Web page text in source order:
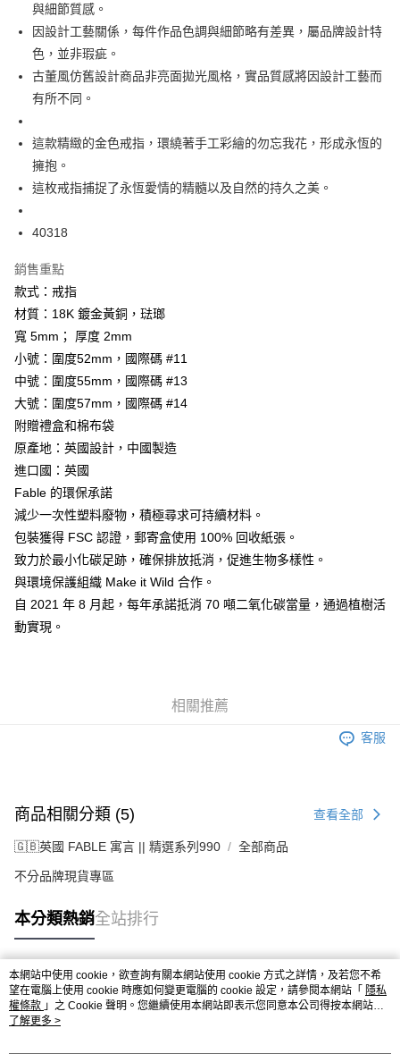
付款後7-11取貨
每筆NT$60
宅配
每筆NT$60，滿NT$1,000(含以上)免運費
與細節質感。
因設計工藝關係，每件作品色調與細節略有差異，屬品牌設計特
色，並非瑕疵。
古董風仿舊設計商品非亮面拋光風格，實品質感將因設計工藝而
有所不同。
這款精緻的金色戒指，環繞著手工彩繪的勿忘我花，形成永恆的
擁抱。
這枚戒指捕捉了永恆愛情的精髓以及自然的持久之美。
40318
銷售重點
款式：戒指
材質：18K 鍍金黃銅，琺瑯
寬 5mm； 厚度 2mm
小號：圍度52mm，國際碼 #11
中號：圍度55mm，國際碼 #13
大號：圍度57mm，國際碼 #14
附贈禮盒和棉布袋
原產地：英國設計，中國製造
進口國：英國
Fable 的環保承諾
減少一次性塑料廢物，積極尋求可持續材料。
包裝獲得 FSC 認證，郵寄盒使用 100% 回收紙張。
致力於最小化碳足跡，確保排放抵消，促進生物多樣性。
與環境保護組織 Make it Wild 合作。
自 2021 年 8 月起，每年承諾抵消 70 噸二氧化碳當量，通過植樹活
動實現。
相關推薦
客服
商品相關分類 (5) 查看全部
🇬🇧英國 FABLE 寓言 || 精選系列990 全部商品
不分品牌現貨專區
本分類熱銷全站排行
熱門標籤
本網站中使用 cookie，欲查詢有關本網站使用 cookie 方式之詳情，及若您不希
望在電腦上使用 cookie 時應如何變更電腦的 cookie 設定，請參閱本網站「 隱私
權條款 」之 Cookie 聲明。您繼續使用本網站即表示您同意本公司得按本網站使
用條款之 Cookie 聲明使用 cookie。
了解更多 >